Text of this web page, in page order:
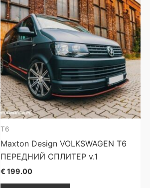
T6
Maxton Design VOLKSWAGEN T6
ПЕРЕДНИЙ СПЛИТЕР v.1
€ 199.00